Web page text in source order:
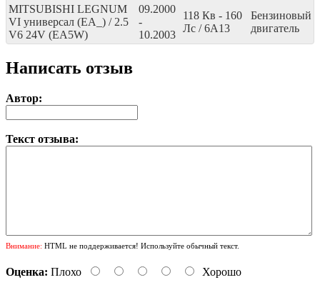
MITSUBISHI LEGNUM
VI универсал (EA_) / 2.5
V6 24V (EA5W)
09.2000
-
10.2003
118 Кв - 160
Лс / 6A13
Бензиновый
двигатель
Написать отзыв
Автор:
Текст отзыва:
Внимание: HTML не поддерживается! Используйте обычный текст.
Оценка: Плохо Хорошо